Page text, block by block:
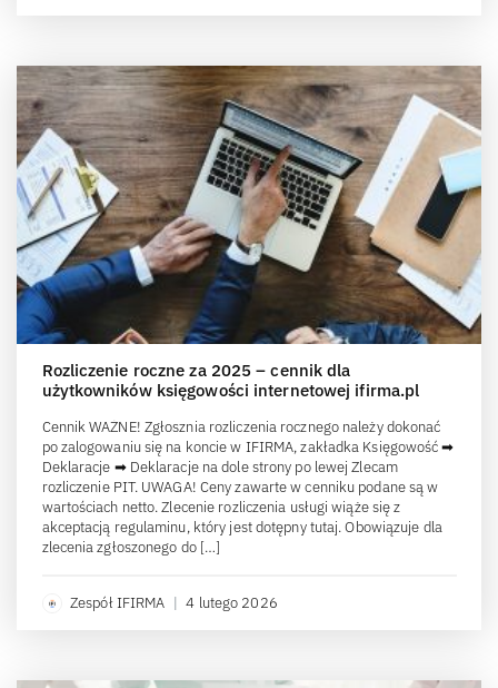
Rozliczenie roczne za 2025 – cennik dla
użytkowników księgowości internetowej ifirma.pl
Cennik WAŻNE! Zgłosznia rozliczenia rocznego należy dokonać
po zalogowaniu się na koncie w IFIRMA, zakładka Księgowość ➡
Deklaracje ➡ Deklaracje na dole strony po lewej Zlecam
rozliczenie PIT. UWAGA! Ceny zawarte w cenniku podane są w
wartościach netto. Zlecenie rozliczenia usługi wiąże się z
akceptacją regulaminu, który jest dotępny tutaj. Obowiązuje dla
zlecenia zgłoszonego do […]
Zespół IFIRMA | 4 lutego 2026